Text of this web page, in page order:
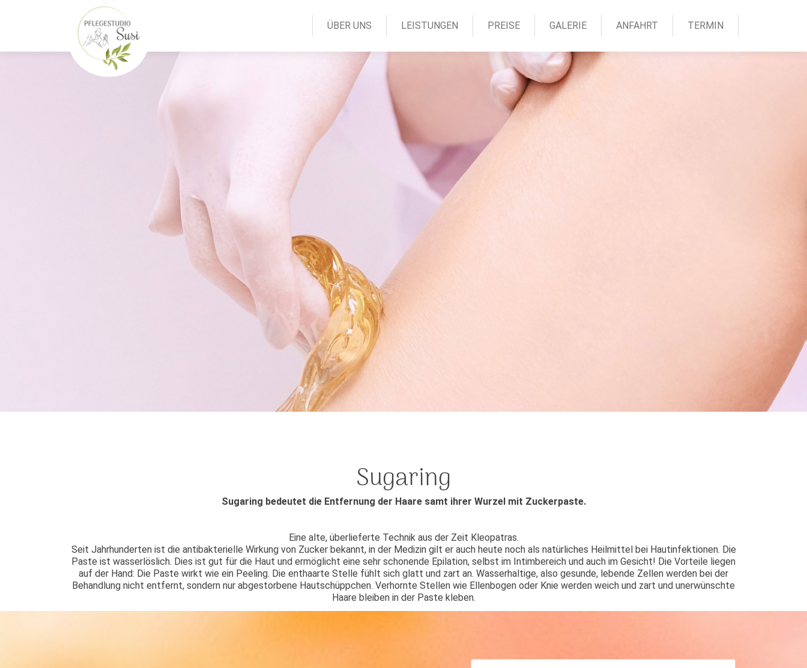
ÜBER UNS LEISTUNGEN PREISE GALERIE ANFAHRT TERMIN
Sugaring
Sugaring bedeutet die Entfernung der Haare samt ihrer Wurzel mit Zuckerpaste.
Eine alte, überlieferte Technik aus der Zeit Kleopatras.
Seit Jahrhunderten ist die antibakterielle Wirkung von Zucker bekannt, in der Medizin gilt er auch heute noch als natürliches Heilmittel bei Hautinfektionen. Die
Paste ist wasserlöslich. Dies ist gut für die Haut und ermöglicht eine sehr schonende Epilation, selbst im Intimbereich und auch im Gesicht! Die Vorteile liegen
auf der Hand: Die Paste wirkt wie ein Peeling. Die enthaarte Stelle fühlt sich glatt und zart an. Wasserhaltige, also gesunde, lebende Zellen werden bei der
Behandlung nicht entfernt, sondern nur abgestorbene Hautschüppchen. Verhornte Stellen wie Ellenbogen oder Knie werden weich und zart und unerwünschte
Haare bleiben in der Paste kleben.